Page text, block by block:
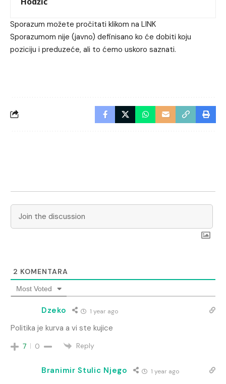
Sporazum možete pročitati klikom na LINK
Sporazumom nije (javno) definisano ko će dobiti koju
poziciju i preduzeće, ali to ćemo uskoro saznati.
2 KOMENTARA
Most Voted
Dzeko 1 year ago
Politika je kurva a vi ste kujice
7 0 Reply
Branimir Stulic Njego 1 year ago